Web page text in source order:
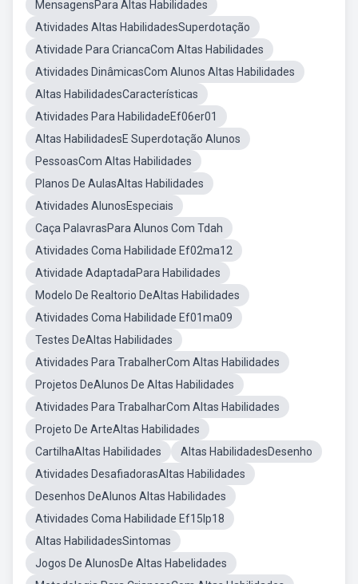
MensagensPara Altas Habilidades
Atividades Altas HabilidadesSuperdotação
Atividade Para CriancaCom Altas Habilidades
Atividades DinâmicasCom Alunos Altas Habilidades
Altas HabilidadesCaracterísticas
Atividades Para HabilidadeEf06er01
Altas HabilidadesE Superdotação Alunos
PessoasCom Altas Habilidades
Planos De AulasAltas Habilidades
Atividades AlunosEspeciais
Caça PalavrasPara Alunos Com Tdah
Atividades Coma Habilidade Ef02ma12
Atividade AdaptadaPara Habilidades
Modelo De Realtorio DeAltas Habilidades
Atividades Coma Habilidade Ef01ma09
Testes DeAltas Habilidades
Atividades Para TrabalherCom Altas Habilidades
Projetos DeAlunos De Altas Habilidades
Atividades Para TrabalharCom Altas Habilidades
Projeto De ArteAltas Habilidades
CartilhaAltas Habilidades
Altas HabilidadesDesenho
Atividades DesafiadorasAltas Habilidades
Desenhos DeAlunos Altas Habilidades
Atividades Coma Habilidade Ef15lp18
Altas HabilidadesSintomas
Jogos De AlunosDe Altas Habelidades